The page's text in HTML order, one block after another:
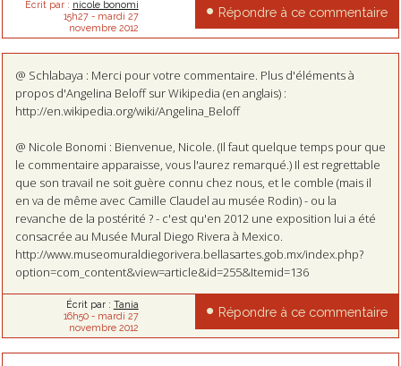
Écrit par : nicole bonomi
15h27- mardi 27
novembre 2012
Répondre à ce commentaire
@ Schlabaya : Merci pour votre commentaire. Plus d'éléments à
propos d'Angelina Beloff sur Wikipedia (en anglais) :
http://en.wikipedia.org/wiki/Angelina_Beloff
@ Nicole Bonomi : Bienvenue, Nicole. (Il faut quelque temps pour que
le commentaire apparaisse, vous l'aurez remarqué.) Il est regrettable
que son travail ne soit guère connu chez nous, et le comble (mais il
en va de même avec Camille Claudel au musée Rodin) - ou la
revanche de la postérité ? - c'est qu'en 2012 une exposition lui a été
consacrée au Musée Mural Diego Rivera à Mexico.
http://www.museomuraldiegorivera.bellasartes.gob.mx/index.php?
option=com_content&view=article&id=255&Itemid=136
Écrit par : Tania
16h50- mardi 27
novembre 2012
Répondre à ce commentaire